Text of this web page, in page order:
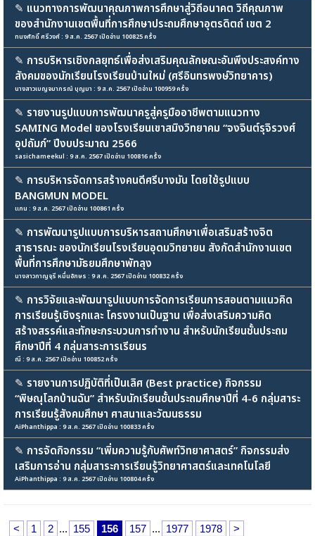
✎ แนวทางการพัฒนาคุณภาพการศึกษาสู่วิถีอนาคต วิถีคุณภาพ
ของสำนักงานเขตพื้นที่การศึกษาประถมศึกษาอุตรดิตถ์ เขต 2
ทนงศักดิ์ ศรีวงศ์ : 9 ส.ค. 2567 เปิดอ่าน 100825 ครั้ง
✎ การบริหารเชิงกลยุทธ์เพื่อส่งเสริมคุณลักษณะอันพึงประสงค์ทาง
สังคมของนักเรียนโรงเรียนบ้านใหม่ (ศรีอินทรพงษ์วิทยาคาร)
นางสาวเบญจมาภรณ์ บุญมา : 9 ส.ค. 2567 เปิดอ่าน 100959 ครั้ง
✎ รายงานรูปแบบการพัฒนาครูสู่ครูมืออาชีพตามแนวทาง
SAMING Model ของโรงเรียนเขาสมิงวิทยาคม “จงจินต์รุจิรวงศ์
อุปถัมภ์” ปีงบประมาณ 2566
sasichameekul : 9 ส.ค. 2567 เปิดอ่าน 100816 ครั้ง
✎ การบริหารจัดการสร้างคนดีศรีบางมัน โดยใช้รูปแบบ
BANGMUN MODEL
แกน : 9 ส.ค. 2567 เปิดอ่าน 100861 ครั้ง
✎ การพัฒนารูปแบบการบริหารสถานศึกษาเพื่อเสริมสร้างจิต
สาธารณะ ของนักเรียนโรงเรียนอุดมวิทยายน สังกัดสำนักงานเขต
พื้นที่การศึกษามัธยมศึกษาพัทลุง
นางสาวกาญจุรี หมื่นอักษร : 9 ส.ค. 2567 เปิดอ่าน 100832 ครั้ง
✎ การวิจัยและพัฒนารูปแบบการจัดการเรียนการสอนตามแนวคิด
การเรียนรู้เชิงรุกและ โครงงานเป็นฐาน เพื่อส่งเสริมความคิด
สร้างสรรค์และทักษะกระบวนการทำงาน สำหรับนักเรียนชั้นประถม
ศึกษาปีที่ 4 กลุ่มสาระการเรียนร
ณี : 9 ส.ค. 2567 เปิดอ่าน 100852 ครั้ง
✎ รายงานการปฏิบัติที่เป็นเลิศ (Best practice) กิจกรรม
“พิษณุโลกบ้านฉัน” สำหรับนักเรียนชั้นประถมศึกษาปีที่ 4-6 กลุ่มสาระ
การเรียนรู้สังคมศึกษา ศาสนาและวัฒนธรรม
AiPhanthippa : 9 ส.ค. 2567 เปิดอ่าน 100833 ครั้ง
✎ การจัดกิจกรรม “เพิ่มความรู้กับศัพท์วิทยาศาสตร์” กิจกรรมส่ง
เสริมการอ่าน กลุ่มสาระการเรียนรู้วิทยาศาสตร์และเทคโนโลยี
AiPhanthippa : 9 ส.ค. 2567 เปิดอ่าน 100804 ครั้ง
< 1 2 ... 155 156 157 ... 1977 1978
>